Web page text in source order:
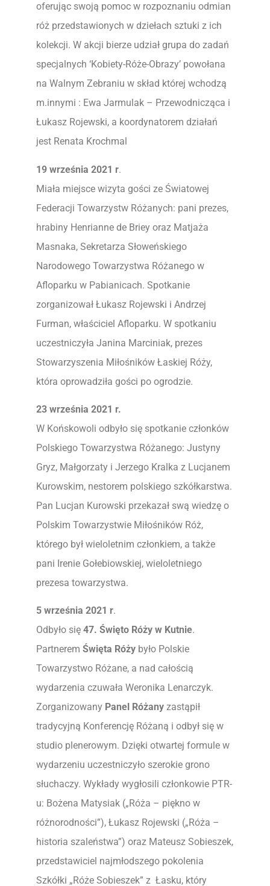
oferując swoją pomoc w rozpoznaniu odmian
róż przedstawionych w dziełach sztuki z ich
kolekcji. W akcji bierze udział grupa do zadań
specjalnych ‘Kobiety-Róże-Obrazy’ powołana
na Walnym Zebraniu w skład której wchodzą
m.innymi : Ewa Jarmulak – Przewodnicząca i
Łukasz Rojewski, a koordynatorem działań
jest Renata Krochmal
19 września 2021 r.
Miała miejsce wizyta gości ze Światowej
Federacji Towarzystw Różanych: pani prezes,
hrabiny Henrianne de Briey oraz Matjaża
Masnaka, Sekretarza Słoweńskiego
Narodowego Towarzystwa Różanego w
Afloparku w Pabianicach. Spotkanie
zorganizował Łukasz Rojewski i Andrzej
Furman, właściciel Afloparku. W spotkaniu
uczestniczyła Janina Marciniak, prezes
Stowarzyszenia Miłośników Łaskiej Róży,
która oprowadziła gości po ogrodzie.
23 września 2021 r.
W Końskowoli odbyło się spotkanie członków
Polskiego Towarzystwa Różanego: Justyny
Gryz, Małgorzaty i Jerzego Kralka z Lucjanem
Kurowskim, nestorem polskiego szkółkarstwa.
Pan Lucjan Kurowski przekazał swą wiedzę o
Polskim Towarzystwie Miłośników Róż,
którego był wieloletnim członkiem, a także
pani Irenie Gołebiowskiej, wieloletniego
prezesa towarzystwa.
5 września 2021 r.
Odbyło się 47. Święto Róży w Kutnie.
Partnerem Święta Róży było Polskie
Towarzystwo Różane, a nad całością
wydarzenia czuwała Weronika Lenarczyk.
Zorganizowany Panel Różany zastąpił
tradycyjną Konferencję Różaną i odbył się w
studio plenerowym. Dzięki otwartej formule w
wydarzeniu uczestniczyło szerokie grono
słuchaczy. Wykłady wygłosili członkowie PTR-
u: Bożena Matysiak („Róża – piękno w
różnorodności”), Łukasz Rojewski („Róża –
historia szaleństwa”) oraz Mateusz Sobieszek,
przedstawiciel najmłodszego pokolenia
Szkółki „Róże Sobieszek” z Łasku, który